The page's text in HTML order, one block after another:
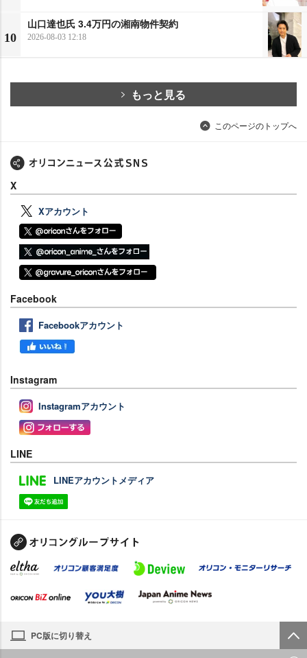
10
山口達也氏 3.4万円の湘南物件契約
2026-08-03 12:18
もっと見る
このページのトップへ
X
Xアカウント
Facebook
Facebookアカウント
Instagram
Instagramアカウント
LINE
LINEアカウントメディア
PC版に切り替え